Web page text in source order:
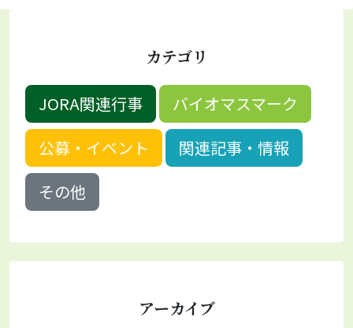
カテゴリ
JORA関連行事
バイオマスマーク
公募・イベント
関連記事・情報
その他
アーカイブ